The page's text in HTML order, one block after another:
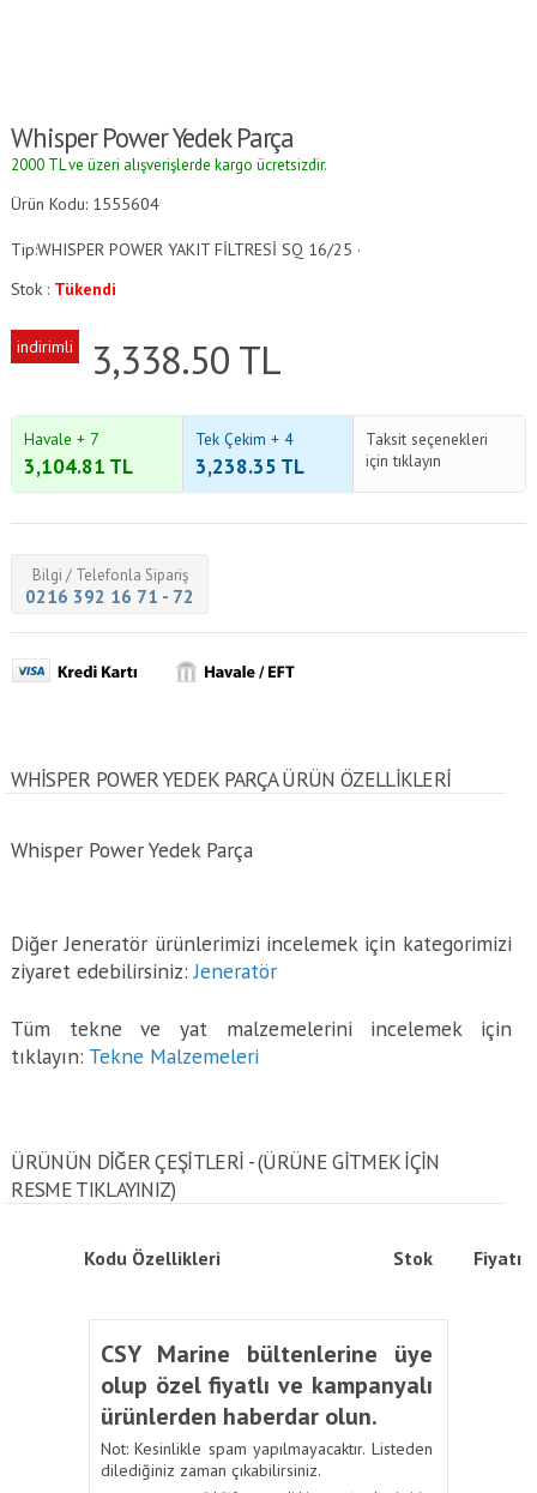
Whisper Power Yedek Parça
2000 TL ve üzeri alışverişlerde kargo ücretsizdir.
Ürün Kodu: 1555604
Tip:WHISPER POWER YAKIT FİLTRESİ SQ 16/25 ·
Stok : Tükendi
indirimli 3,338.50 TL
Havale + 7
3,104.81 TL
Tek Çekim + 4
3,238.35 TL
Taksit seçenekleri
için tıklayın
Bilgi / Telefonla Sipariş
0216 392 16 71 - 72
WHISPER POWER YEDEK PARÇA ÜRÜN ÖZELLİKLERİ
Whisper Power Yedek Parça
Diğer Jeneratör ürünlerimizi incelemek için kategorimizi
ziyaret edebilirsiniz:Jeneratör
Tüm tekne ve yat malzemelerini incelemek için
tıklayın: Tekne Malzemeleri
ÜRÜNÜN DİĞER ÇEŞİTLERİ - (ÜRÜNE GITMEK IÇIN
RESME TIKLAYINIZ)
Kodu Özellikleri Stok Fiyatı
CSY Marine bültenlerine üye
olup özel fiyatlı ve kampanyalı
ürünlerden haberdar olun.
Not: Kesinlikle spam yapılmayacaktır. Listeden
dilediğiniz zaman çıkabilirsiniz.